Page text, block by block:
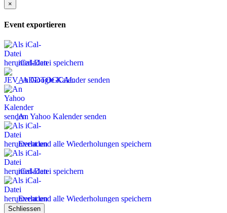
×
Event exportieren
iCal-Datei speichern
An Google Kalender senden
An Yahoo Kalender senden
Event und alle Wiederholungen speichern
iCal-Datei speichern
Event und alle Wiederholungen speichern
Schliessen